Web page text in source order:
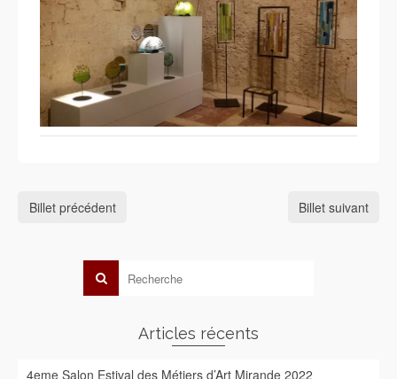
Billet précédent Billet suivant
Articles récents
4eme Salon Estival des Métiers d’Art Mirande 2022